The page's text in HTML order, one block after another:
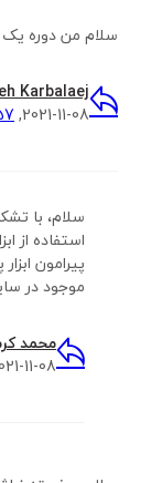
سلام من دوره یک
Karbalaej
2021-11-08,
سلام، با
استفاده از
پیرامون
موجود در
محمد
11-08,